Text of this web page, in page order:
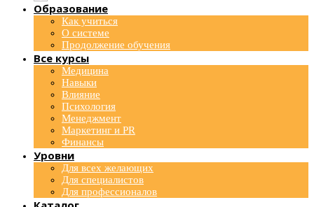
Образование
Как учиться
О системе
Продолжение обучения
Все курсы
Медицина
Навыки
Влияние
Психология
Менеджмент
Маркетинг и PR
Финансы
Уровни
Для всех желающих
Для специалистов
Для профессионалов